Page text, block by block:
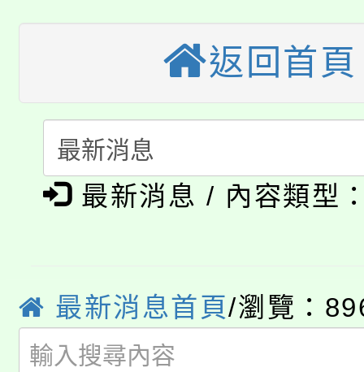
視費優惠，中低收入戶
半價優惠，詳情可洽有
者。
大園自造教育及科技中
份教師增能研習
大溪自造教育及科技
份教師研習
淨零綠生活教案入校路
會
115年食農教育專業人
程
「本色祭」8/29、30在
局官網。
8月14至27日，桃園電
開!
115年桃園市運動會8/
返回首頁
最新消息 / 內容類型
最新消息首頁/瀏覽：